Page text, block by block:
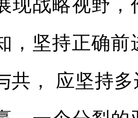
现战略视野
，坚持正确
共， 应坚持